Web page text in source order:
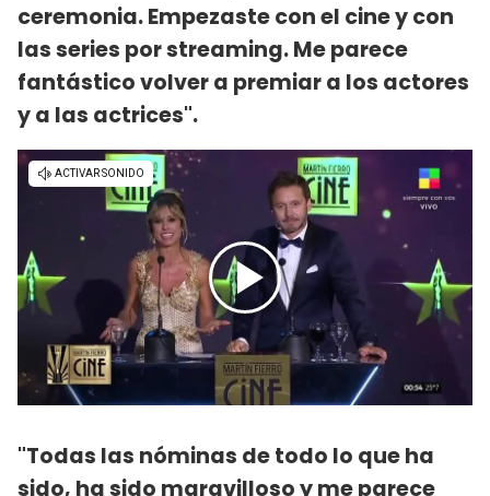
ceremonia. Empezaste con el cine y con
las series por streaming. Me parece
fantástico volver a premiar a los actores
y a las actrices".
"Todas las nóminas de todo lo que ha
sido, ha sido maravilloso y me parece